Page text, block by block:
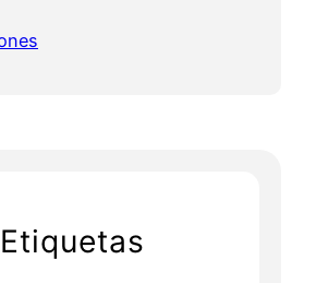
Etiquetas